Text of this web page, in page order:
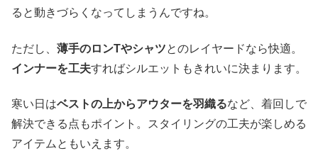
ると動きづらくなってしまうんですね。
ただし、 薄手のロンTやシャツとのレイヤードなら快適。
インナーを工夫すればシルエットもきれいに決まります。
寒い日はベストの上からアウターを羽織るなど、着回しで
解決できる点もポイント。スタイリングの工夫が楽しめる
アイテムともいえます。